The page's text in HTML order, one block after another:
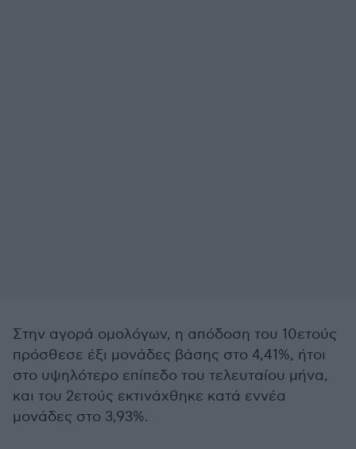
Στην αγορά ομολόγων, η απόδοση του 10ετούς
πρόσθεσε έξι μονάδες βάσης στο 4,41%, ήτοι
στο υψηλότερο επίπεδο του τελευταίου μήνα,
και του 2ετούς εκτινάχθηκε κατά εννέα
μονάδες στο 3,93%.